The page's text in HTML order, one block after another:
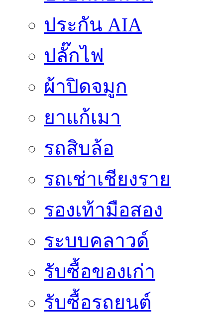
ประกัน AIA
ปลั๊กไฟ
ผ้าปิดจมูก
ยาแก้เมา
รถสิบล้อ
รถเช่าเชียงราย
รองเท้ามือสอง
ระบบคลาวด์
รับซื้อของเก่า
รับซื้อรถยนต์